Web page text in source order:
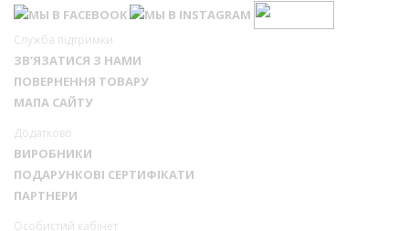
Служба підтримки
ЗВ’ЯЗАТИСЯ З НАМИ
ПОВЕРНЕННЯ ТОВАРУ
МАПА САЙТУ
Додатково
ВИРОБНИКИ
ПОДАРУНКОВІ СЕРТИФІКАТИ
ПАРТНЕРИ
Особистий кабінет